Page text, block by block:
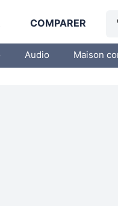
COMPARER
Audio Maison